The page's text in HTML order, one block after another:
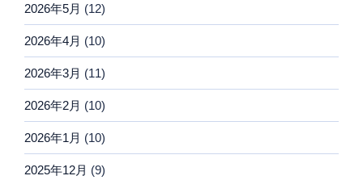
2026年5月 (12)
2026年4月 (10)
2026年3月 (11)
2026年2月 (10)
2026年1月 (10)
2025年12月 (9)